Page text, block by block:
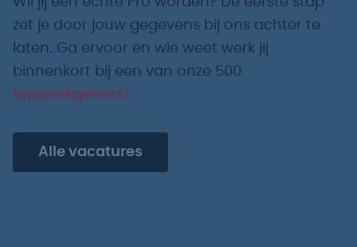
zet je door jouw gegevens bij ons achter te
laten. Ga ervoor en wie weet werk jij
binnenkort bij een van onze 500
topwerkgevers!
Alle vacatures